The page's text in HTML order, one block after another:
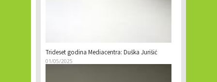
Trideset godina Mediacentra: Duška Jurišić
01/05/2025